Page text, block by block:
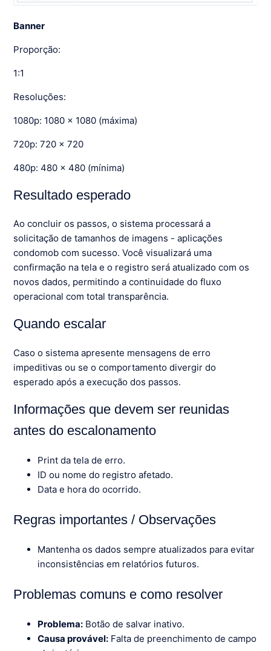
Banner
Proporção:
1:1
Resoluções:
1080p: 1080 x 1080 (máxima)
720p: 720 x 720
480p: 480 x 480 (mínima)
Resultado esperado
Ao concluir os passos, o sistema processará a
solicitação de tamanhos de imagens - aplicações
condomob com sucesso. Você visualizará uma
confirmação na tela e o registro será atualizado com os
novos dados, permitindo a continuidade do fluxo
operacional com total transparência.
Quando escalar
Caso o sistema apresente mensagens de erro
impeditivas ou se o comportamento divergir do
esperado após a execução dos passos.
Informações que devem ser reunidas
antes do escalonamento
Print da tela de erro.
ID ou nome do registro afetado.
Data e hora do ocorrido.
Regras importantes / Observações
Mantenha os dados sempre atualizados para evitar
inconsistências em relatórios futuros.
Problemas comuns e como resolver
Problema: Botão de salvar inativo.
Causa provável: Falta de preenchimento de campo